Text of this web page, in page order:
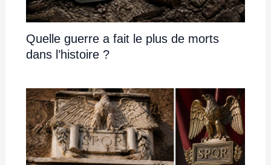
Quelle guerre a fait le plus de morts
dans l’histoire ?